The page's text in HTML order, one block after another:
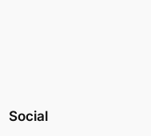
Social